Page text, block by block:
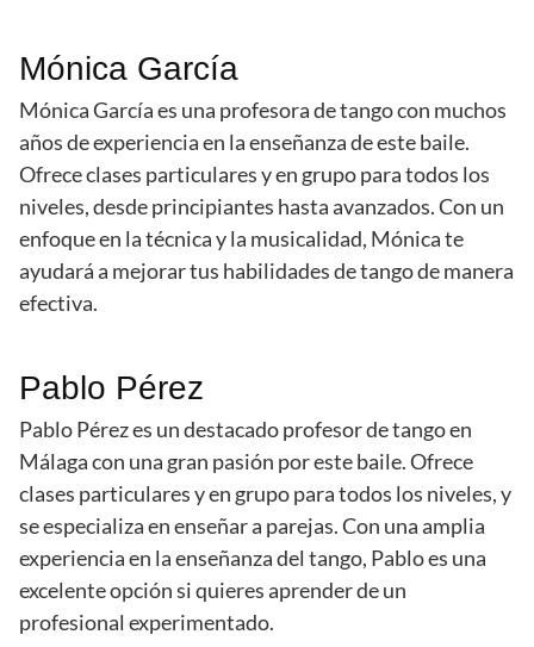
Mónica García
Mónica García es una profesora de tango con muchos
años de experiencia en la enseñanza de este baile.
Ofrece clases particulares y en grupo para todos los
niveles, desde principiantes hasta avanzados. Con un
enfoque en la técnica y la musicalidad, Mónica te
ayudará a mejorar tus habilidades de tango de manera
efectiva.
Pablo Pérez
Pablo Pérez es un destacado profesor de tango en
Málaga con una gran pasión por este baile. Ofrece
clases particulares y en grupo para todos los niveles, y
se especializa en enseñar a parejas. Con una amplia
experiencia en la enseñanza del tango, Pablo es una
excelente opción si quieres aprender de un
profesional experimentado.